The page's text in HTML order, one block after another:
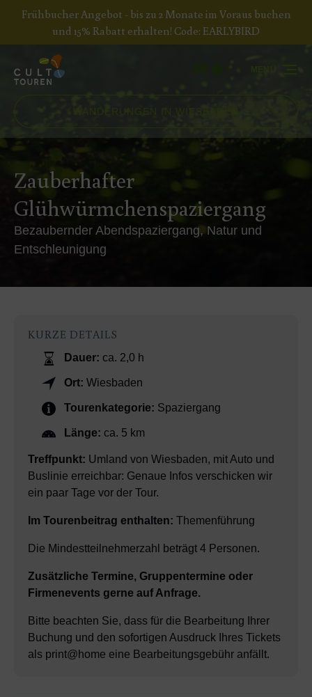
Zur Primärnavigation springen
Zum Inhalt springen
Zur Fußzeile springen
Frühbucher Angebot - bis zu 2 Monate im Voraus buchen
und 15% Rabatt erhalten! Code: EARLYBIRD
Sprache
DE
Zauberhafter
Glühwürmchenspaziergang
Bezaubernder Abendspaziergang, Natur und
Entschleunigung
KURZE DETAILS
Dauer: ca. 2,0 h
Ort: Wiesbaden
Tourenkategorie: Spaziergang
Länge: ca. 5 km
Treffpunkt: Umland von Wiesbaden, mit Auto und
Buslinie erreichbar: Genaue Infos verschicken wir
ein paar Tage vor der Tour.
Im Tourenbeitrag enthalten: Themenführung
Die Mindestteilnehmerzahl beträgt 4 Personen.
Zusätzliche Termine, Gruppentermine oder
Firmenevents gerne auf Anfrage.
Bitte beachten Sie, dass für die Bearbeitung Ihrer
Buchung und den sofortigen Ausdruck Ihres Tickets
als print@home eine Bearbeitungsgebühr anfällt.